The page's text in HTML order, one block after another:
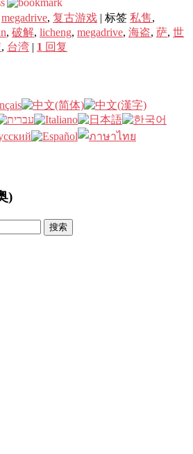
megadrive, 复古游戏 | 标签 私售,
, 破解, licheng, megadrive, 海盗, 萨, 世
, 台湾 | 1 回复
)